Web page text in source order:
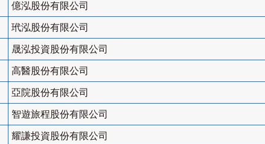
億泓股份有限公司
玳泓股份有限公司
晟泓投資股份有限公司
高醫股份有限公司
亞院股份有限公司
智遊旅程股份有限公司
耀謙投資股份有限公司